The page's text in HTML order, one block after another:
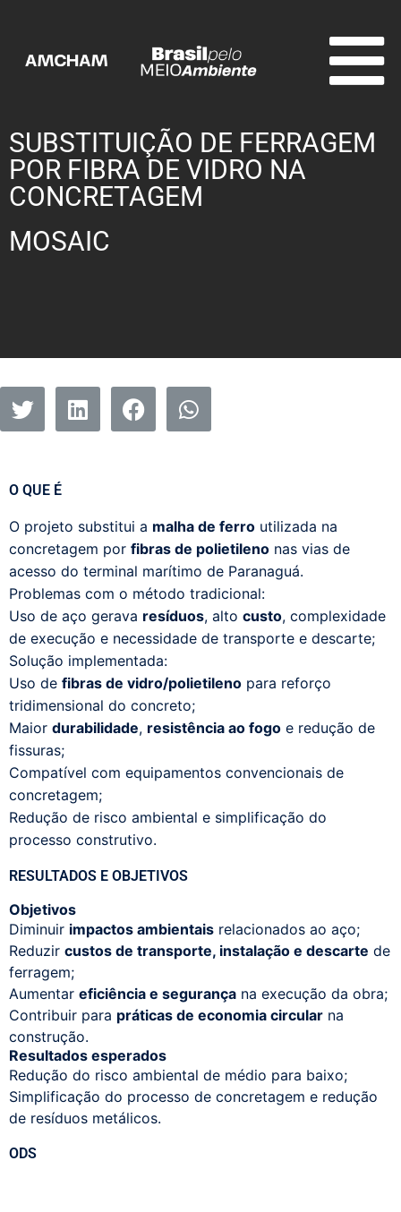
SUBSTITUIÇÃO DE FERRAGEM
POR FIBRA DE VIDRO NA
CONCRETAGEM
MOSAIC
O QUE É
O projeto substitui a malha de ferro utilizada na
concretagem por fibras de polietileno nas vias de
acesso do terminal marítimo de Paranaguá.
Problemas com o método tradicional:
Uso de aço gerava resíduos, alto custo, complexidade
de execução e necessidade de transporte e descarte;
Solução implementada:
Uso de fibras de vidro/polietileno para reforço
tridimensional do concreto;
Maior durabilidade, resistência ao fogo e redução de
fissuras;
Compatível com equipamentos convencionais de
concretagem;
Redução de risco ambiental e simplificação do
processo construtivo.
RESULTADOS E OBJETIVOS
Objetivos
Diminuir impactos ambientais relacionados ao aço;
Reduzir custos de transporte, instalação e descarte de
ferragem;
Aumentar eficiência e segurança na execução da obra;
Contribuir para práticas de economia circular na
construção.
Resultados esperados
Redução do risco ambiental de médio para baixo;
Simplificação do processo de concretagem e redução
de resíduos metálicos.
ODS